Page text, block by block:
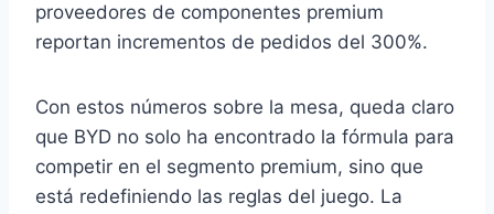
proveedores de componentes premium
reportan incrementos de pedidos del 300%.
Con estos números sobre la mesa, queda claro
que BYD no solo ha encontrado la fórmula para
competir en el segmento premium, sino que
está redefiniendo las reglas del juego. La